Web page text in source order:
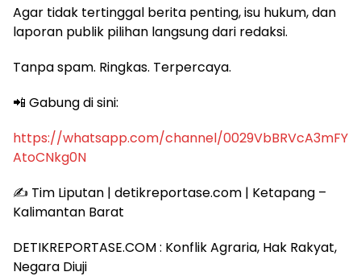
Agar tidak tertinggal berita penting, isu hukum, dan
laporan publik pilihan langsung dari redaksi.
Tanpa spam. Ringkas. Terpercaya.
📲 Gabung di sini:
https://whatsapp.com/channel/0029VbBRVcA3mFY
AtoCNkg0N
✍️ Tim Liputan | detikreportase.com | Ketapang –
Kalimantan Barat
DETIKREPORTASE.COM : Konflik Agraria, Hak Rakyat,
Negara Diuji